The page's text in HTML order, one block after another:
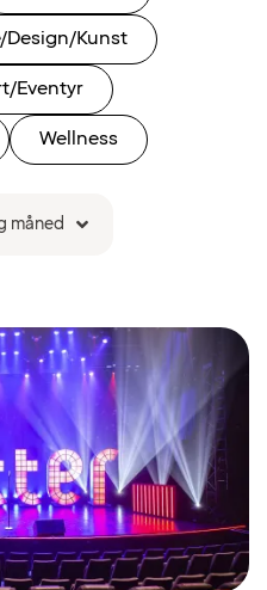
Design/Kunst
Eventyr
Wellness
måned